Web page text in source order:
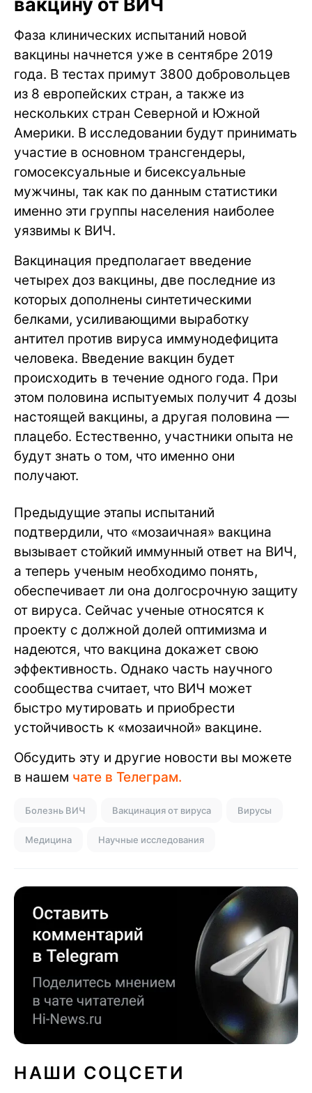
вакцину от ВИЧ
Фаза клинических испытаний новой
вакцины начнется уже в сентябре 2019
года. В тестах примут 3800 добровольцев
из 8 европейских стран, а также из
нескольких стран Северной и Южной
Америки. В исследовании будут принимать
участие в основном трансгендеры,
гомосексуальные и бисексуальные
мужчины, так как по данным статистики
именно эти группы населения наиболее
уязвимы к ВИЧ.
Вакцинация предполагает введение
четырех доз вакцины, две последние из
которых дополнены синтетическими
белками, усиливающими выработку
антител против вируса иммунодефицита
человека. Введение вакцин будет
происходить в течение одного года. При
этом половина испытуемых получит 4 дозы
настоящей вакцины, а другая половина —
плацебо. Естественно, участники опыта не
будут знать о том, что именно они
получают.
Предыдущие этапы испытаний
подтвердили, что «мозаичная» вакцина
вызывает стойкий иммунный ответ на ВИЧ,
а теперь ученым необходимо понять,
обеспечивает ли она долгосрочную защиту
от вируса. Сейчас ученые относятся к
проекту с должной долей оптимизма и
надеются, что вакцина докажет свою
эффективность. Однако часть научного
сообщества считает, что ВИЧ может
быстро мутировать и приобрести
устойчивость к «мозаичной» вакцине.
Обсудить эту и другие новости вы можете
в нашем чате в Телеграм.
Болезнь ВИЧ Вакцинация от вируса Вирусы
Медицина Научные исследования
НАШИ СОЦСЕТИ